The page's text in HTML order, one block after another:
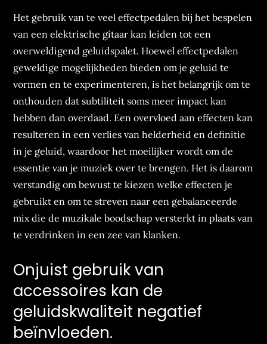
Het gebruik van te veel effectpedalen bij het bespelen
van een elektrische gitaar kan leiden tot een
overweldigend geluidspalet. Hoewel effectpedalen
geweldige mogelijkheden bieden om je geluid te
vormen en te experimenteren, is het belangrijk om te
onthouden dat subtiliteit soms meer impact kan
hebben dan overdaad. Een overvloed aan effecten kan
resulteren in een verlies van helderheid en definitie
in je geluid, waardoor het moeilijker wordt om de
essentie van je muziek over te brengen. Het is daarom
verstandig om bewust te kiezen welke effecten je
gebruikt en om te streven naar een gebalanceerde
mix die de muzikale boodschap versterkt in plaats van
te verdrinken in een zee van klanken.
Onjuist gebruik van
accessoires kan de
geluidskwaliteit negatief
beïnvloeden.